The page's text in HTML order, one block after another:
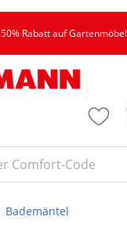
50% Rabatt auf Gartenmöbel
Bademäntel